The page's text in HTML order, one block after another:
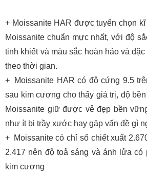
+ Moissanite HAR được tuyển chọn
Moissanite chuẩn mực nhất, với độ
tinh khiết và màu sắc hoàn hảo và
theo thời gian.
+
Moissanite HAR có độ cứng 9.5
sau kim cương cho thấy giá trị, độ
Moissanite giữ được vẻ đẹp bền
như ít bị trầy xước hay gặp vấn đề gì
+ Moissanite có chỉ số chiết xuất
2.417 nên độ toả sáng và ánh lửa
kim cương